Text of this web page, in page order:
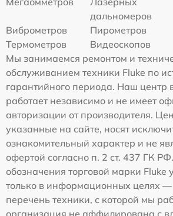
дальномеров
Виброметров
Пирометров
Термометров
Видеоскопов
Мы занимаемся ремонтом и
обслуживанием техники Fluke по
гарантийного периода. Наш центр
работает независимо и не имеет
авторизации от производителя.
указанные на сайте, носят
ознакомительный характер и не
офертой согласно п. 2 ст. 437 ГК
обозначения торговой марки Fluke
только в информационных целях —
перечень техники, с которой мы
организация не аффилирована с